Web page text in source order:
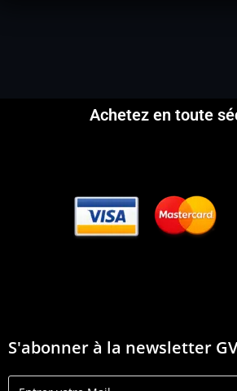
Achetez en toute
S'abonner à la newsletter